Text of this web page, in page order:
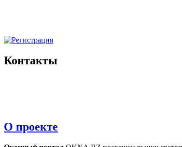
Контакты
О проекте